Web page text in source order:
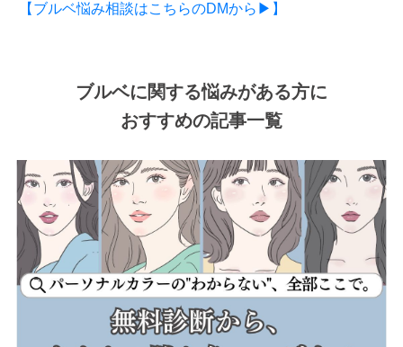
【ブルベ悩み相談はこちらのDMから▶】
ブルベに関する悩みがある方に
おすすめの記事一覧